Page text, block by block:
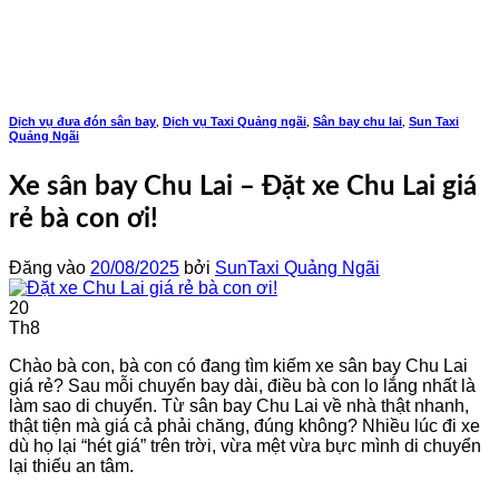
Dịch vụ đưa đón sân bay Dịch vụ Taxi Quảng ngãi Sân bay chu lai Sun Taxi
Quảng Ngãi
​Xe sân bay Chu Lai – Đặt xe Chu Lai giá
rẻ bà con ơi!
Đăng vào 20/08/2025 bởi SunTaxi Quảng Ngãi
20
Th8
​Chào bà con, bà con có đang tìm kiếm xe sân bay Chu Lai
giá rẻ? Sau mỗi chuyến bay dài, điều bà con lo lắng nhất là
làm sao di chuyển. Từ sân bay Chu Lai về nhà thật nhanh,
thật tiện mà giá cả phải chăng, đúng không? Nhiều lúc đi xe
dù họ lại “hét giá” trên trời, vừa mệt vừa bực mình di chuyển
lại thiếu an tâm.